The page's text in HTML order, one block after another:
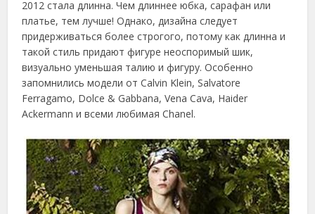
2012 стала длинна. Чем длиннее юбка, сарафан или
платье, тем лучше! Однако, дизайна следует
придерживаться более строгого, потому как длинна и
такой стиль придают фигуре неоспоримый шик,
визуально уменьшая талию и фигуру. Особенно
запомнились модели от Calvin Klein, Salvatore
Ferragamo, Dolce & Gabbana, Vena Cava, Haider
Ackermann и всеми любимая Chanel.